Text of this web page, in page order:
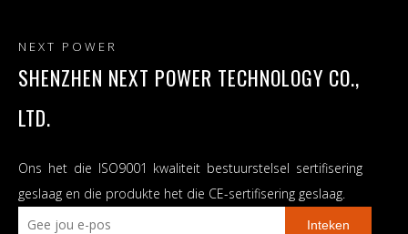
NEXT POWER
SHENZHEN NEXT POWER TECHNOLOGY CO.,
LTD.
Ons het die ISO9001 kwaliteit bestuurstelsel sertifisering
geslaag en die produkte het die CE-sertifisering geslaag.
Inteken